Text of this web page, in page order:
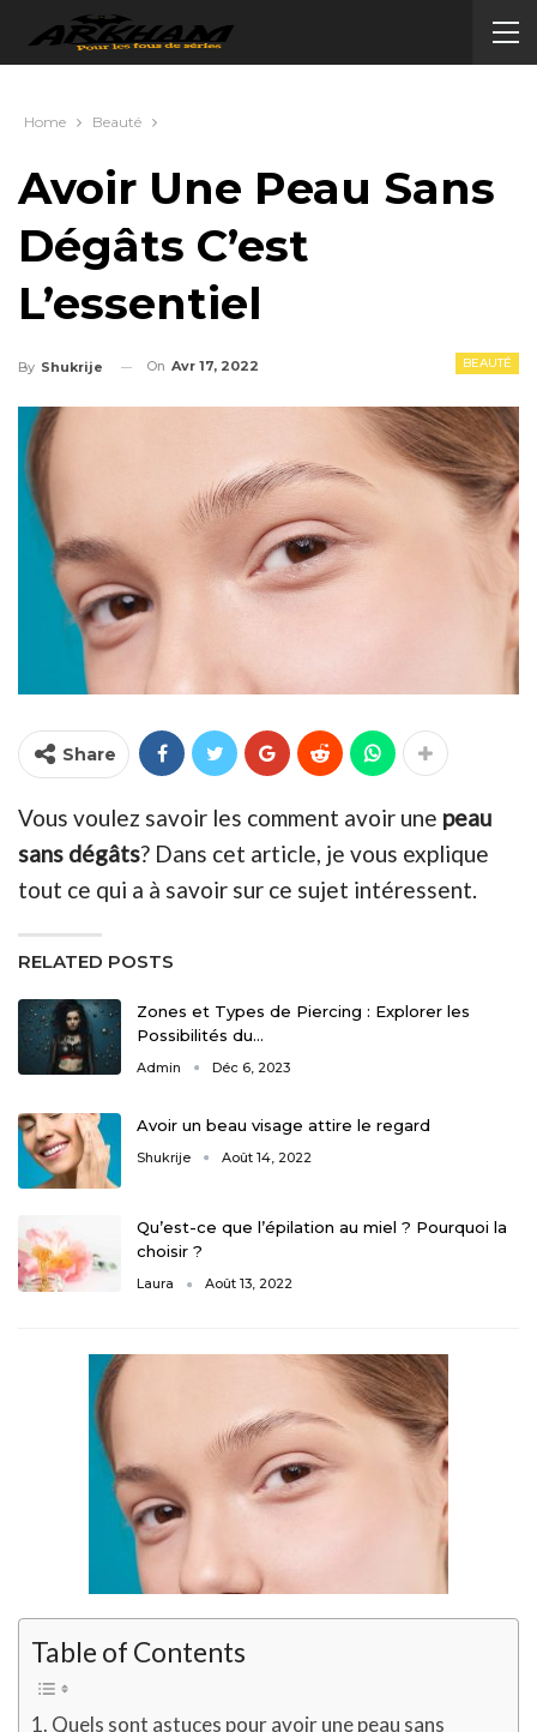
Home Beauté
Avoir Une Peau Sans
Dégâts C’est
L’essentiel
BEAUTÉ
By Shukrije On Avr 17, 2022
Share
Vous voulez savoir les comment avoir une peau
sans dégâts? Dans cet article, je vous explique
tout ce qui a à savoir sur ce sujet intéressent.
RELATED POSTS
Zones et Types de Piercing : Explorer les
Possibilités du…
Admin Déc 6, 2023
Avoir un beau visage attire le regard
Shukrije Août 14, 2022
Qu’est-ce que l’épilation au miel ? Pourquoi la
choisir ?
Laura Août 13, 2022
Table of Contents
Quels sont astuces pour avoir une peau sans